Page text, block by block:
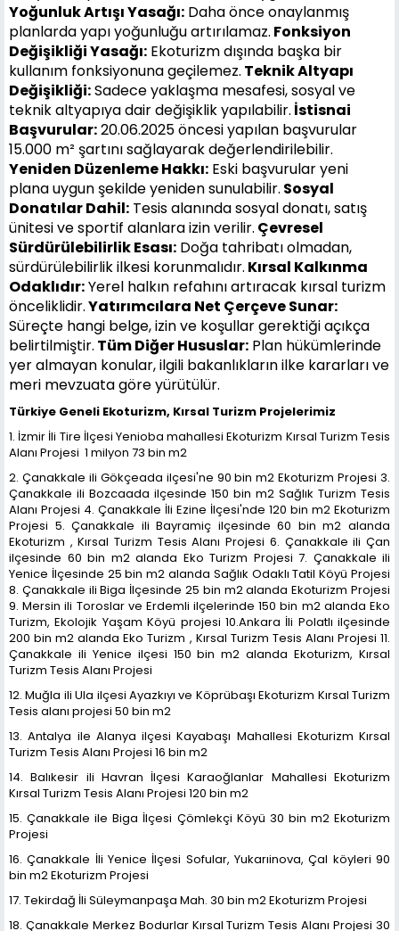
Yoğunluk Artışı Yasağı: Daha önce onaylanmış
planlarda yapı yoğunluğu artırılamaz. Fonksiyon
Değişikliği Yasağı: Ekoturizm dışında başka bir
kullanım fonksiyonuna geçilemez. Teknik Altyapı
Değişikliği:Sadece yaklaşma mesafesi, sosyal ve
teknik altyapıya dair değişiklik yapılabilir. İstisnai
Başvurular:20.06.2025 öncesi yapılan başvurular
15.000 m² şartını sağlayarak değerlendirilebilir.
Yeniden Düzenleme Hakkı: Eski başvurular yeni
plana uygun şekilde yeniden sunulabilir. Sosyal
Donatılar Dahil: Tesis alanında sosyal donatı, satış
ünitesi ve sportif alanlara izin verilir. Çevresel
Sürdürülebilirlik Esası: Doğa tahribatı olmadan,
sürdürülebilirlik ilkesi korunmalıdır. Kırsal Kalkınma
Odaklıdır:Yerel halkın refahını artıracak kırsal turizm
önceliklidir.Yatırımcılara Net Çerçeve Sunar:
Süreçte hangi belge, izin ve koşullar gerektiği açıkça
belirtilmiştir. Tüm Diğer Hususlar: Plan hükümlerinde
yer almayan konular, ilgili bakanlıkların ilke kararları ve
meri mevzuata göre yürütülür.
Türkiye Geneli Ekoturizm, Kırsal Turizm Projelerimiz
1. İzmir İli Tire İlçesi Yenioba mahallesi Ekoturizm Kırsal Turizm Tesis
Alanı Projesi 1 milyon 73 bin m2
2. Çanakkale ili Gökçeada ilçesi'ne 90 bin m2 Ekoturizm Projesi 3.
Çanakkale ili Bozcaada ilçesinde 150 bin m2 Sağlık Turizm Tesis
Alanı Projesi 4. Çanakkale İli Ezine İlçesi'nde 120 bin m2 Ekoturizm
Projesi 5. Çanakkale ili Bayramiç ilçesinde 60 bin m2 alanda
Ekoturizm , Kırsal Turizm Tesis Alanı Projesi 6. Çanakkale ili Çan
ilçesinde 60 bin m2 alanda Eko Turizm Projesi 7. Çanakkale ili
Yenice İlçesinde 25 bin m2 alanda Sağlık Odaklı Tatil Köyü Projesi
8. Çanakkale ili Biga İlçesinde 25 bin m2 alanda Ekoturizm Projesi
9. Mersin ili Toroslar ve Erdemli ilçelerinde 150 bin m2 alanda Eko
Turizm, Ekolojik Yaşam Köyü projesi 10.Ankara İli Polatlı ilçesinde
200 bin m2 alanda Eko Turizm , Kırsal Turizm Tesis Alanı Projesi 11.
Çanakkale ili Yenice ilçesi 150 bin m2 alanda Ekoturizm, Kırsal
Turizm Tesis Alanı Projesi
12. Muğla ili Ula ilçesi Ayazkıyı ve Köprübaşı Ekoturizm Kırsal Turizm
Tesis alanı projesi 50 bin m2
13. Antalya ile Alanya ilçesi Kayabaşı Mahallesi Ekoturizm Kırsal
Turizm Tesis Alanı Projesi 16 bin m2
14. Balıkesir ili Havran İlçesi Karaoğlanlar Mahallesi Ekoturizm
Kırsal Turizm Tesis Alanı Projesi 120 bin m2
15. Çanakkale ile Biga İlçesi Çömlekçi Köyü 30 bin m2 Ekoturizm
Projesi
16. Çanakkale İli Yenice İlçesi Sofular, Yukarıinova, Çal köyleri 90
bin m2 Ekoturizm Projesi
17. Tekirdağ İli Süleymanpaşa Mah. 30 bin m2 Ekoturizm Projesi
18. Çanakkale Merkez Bodurlar Kırsal Turizm Tesis Alanı Projesi 30